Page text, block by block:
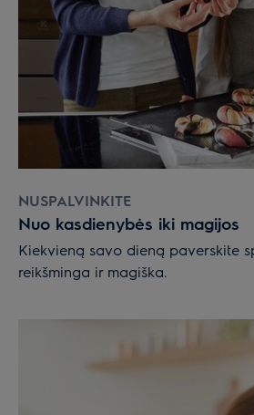
NUSPALVINKITE
Nuo kasdienybės iki magijos
Kiekvieną savo dieną paverskite
reikšminga ir magiška.